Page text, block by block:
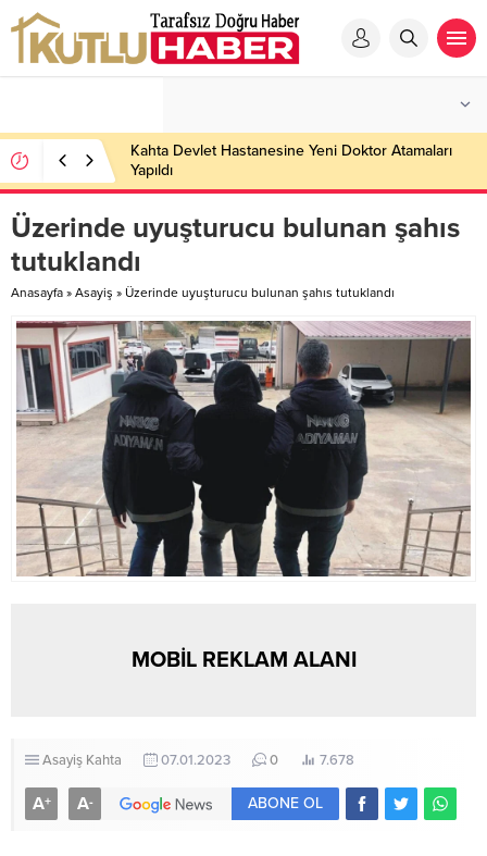
Kahta Devlet Hastanesine Yeni Doktor Atamaları
Yapıldı
Üzerinde uyuşturucu bulunan şahıs
tutuklandı
Anasayfa » Asayiş » Üzerinde uyuşturucu bulunan şahıs tutuklandı
MOBİL REKLAM ALANI
Asayiş Kahta 07.01.2023 0 7.678
A+ A- ABONE OL